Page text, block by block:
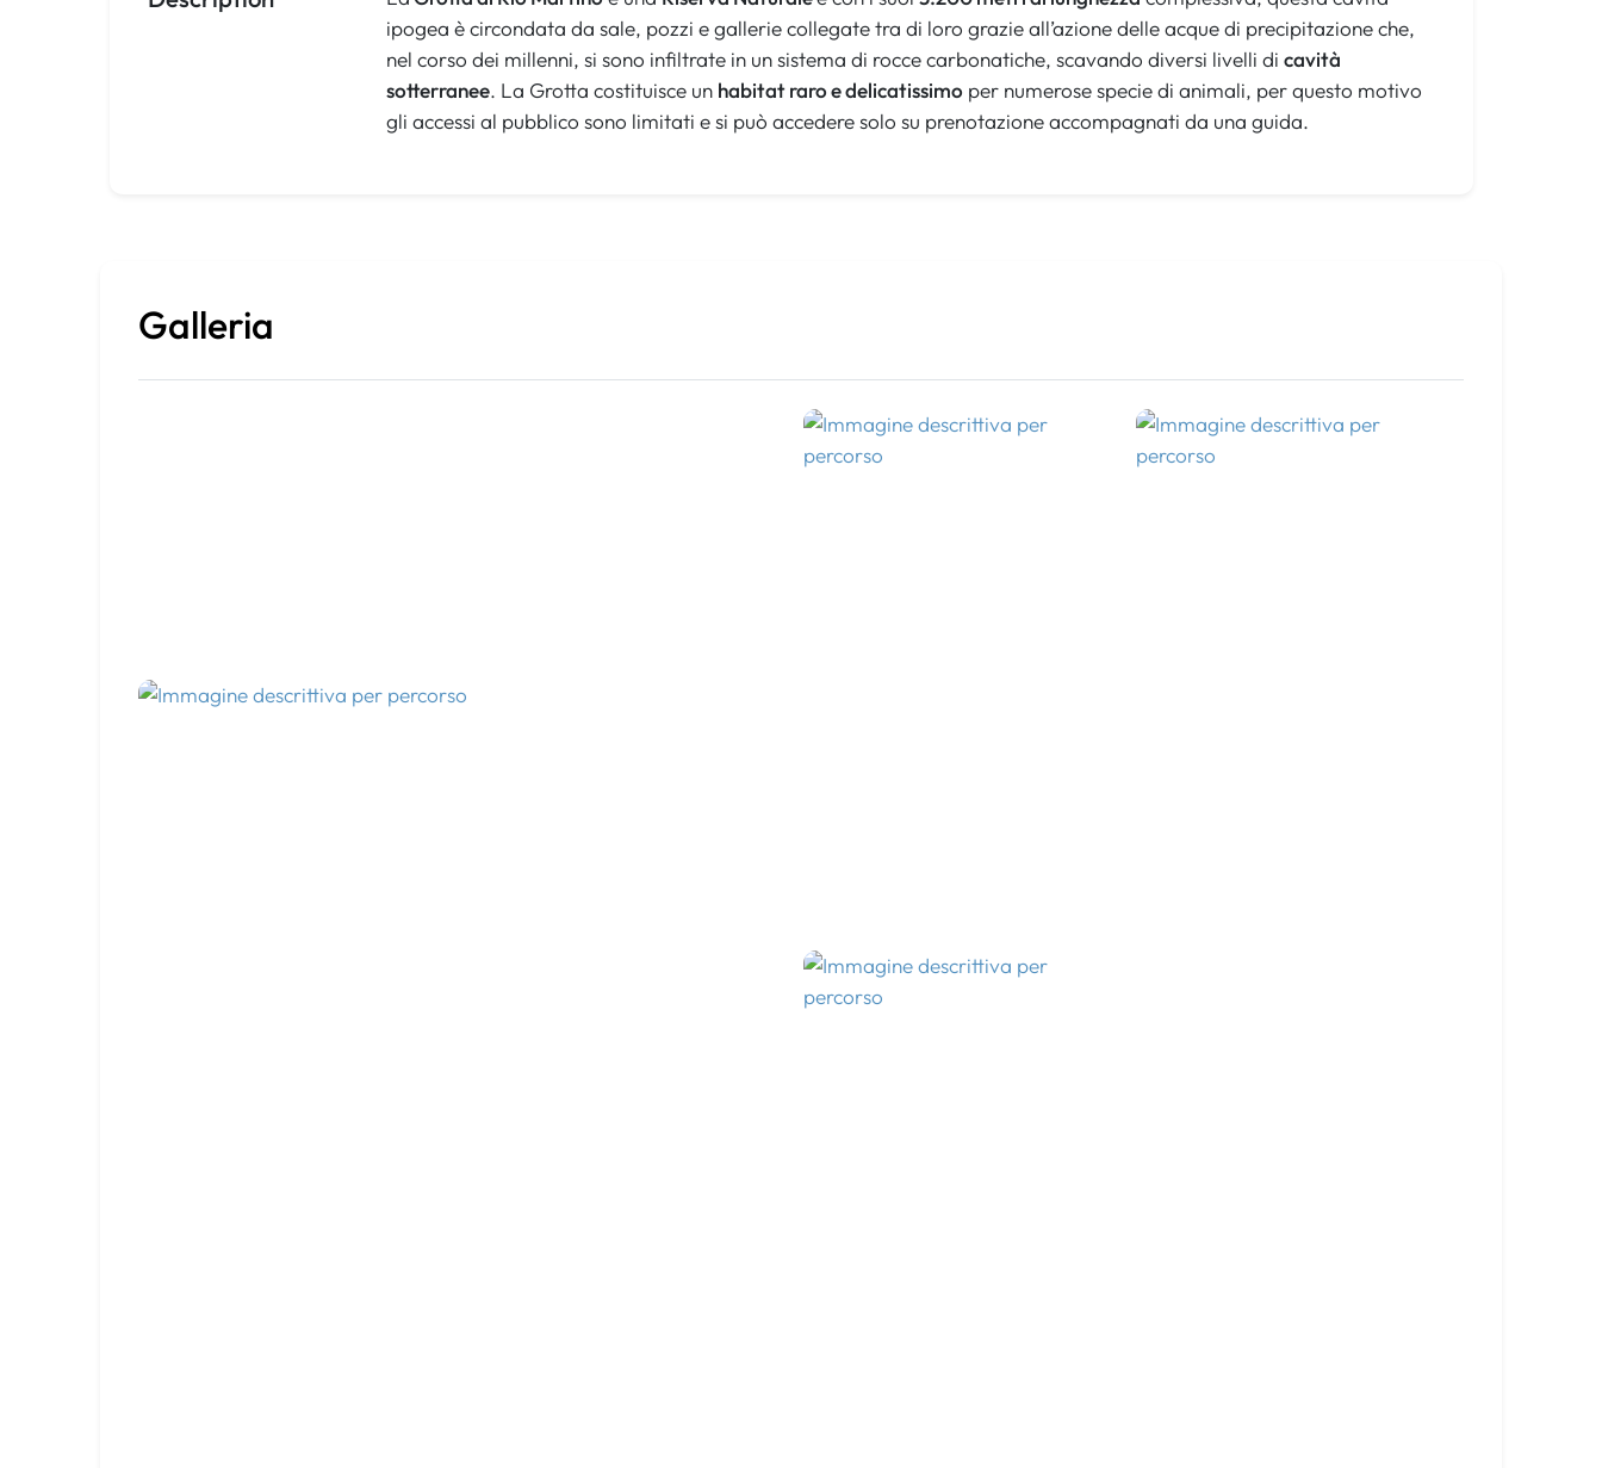
ipogea è circondata da sale, pozzi e gallerie collegate tra di loro grazie all’azione delle acque di precipitazione che,
nel corso dei millenni, si sono infiltrate in un sistema di rocce carbonatiche, scavando diversi livelli di cavità
sotterranee. La Grotta costituisce un habitat raro e delicatissimo per numerose specie di animali, per questo motivo
gli accessi al pubblico sono limitati e si può accedere solo su prenotazione accompagnati da una guida.
Galleria